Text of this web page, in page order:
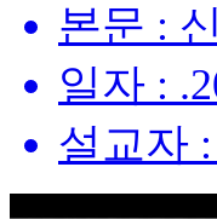
본문 :
일자 :
설교자